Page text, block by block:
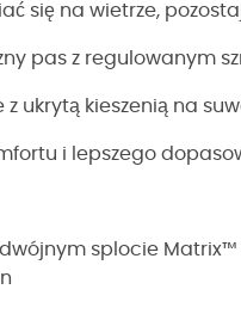
się na wietrze,
pas z regulowanym
ukrytą kieszenią na
i lepszego
splocie